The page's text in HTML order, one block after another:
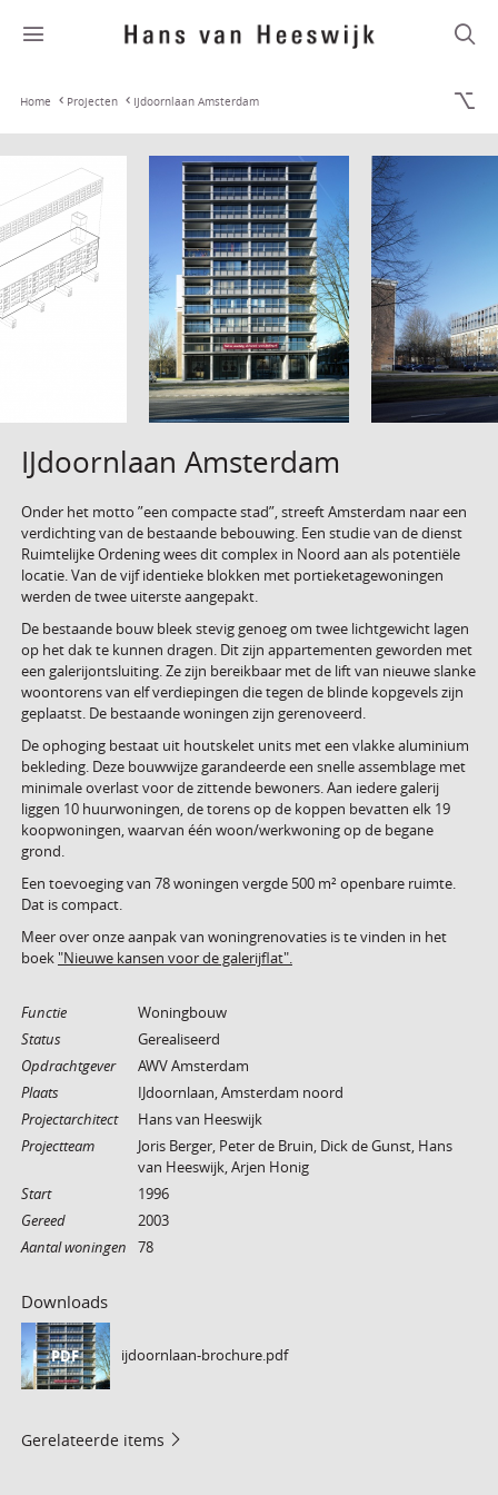
Home Projecten IJdoornlaan Amsterdam
IJdoornlaan Amsterdam
Onder het motto ”een compacte stad”, streeft Amsterdam naar een
verdichting van de bestaande bebouwing. Een studie van de dienst
Ruimtelijke Ordening wees dit complex in Noord aan als potentiële
locatie. Van de vijf identieke blokken met portieketagewoningen
werden de twee uiterste aangepakt.
De bestaande bouw bleek stevig genoeg om twee lichtgewicht lagen
op het dak te kunnen dragen. Dit zijn appartementen geworden met
een galerijontsluiting. Ze zijn bereikbaar met de lift van nieuwe slanke
woontorens van elf verdiepingen die tegen de blinde kopgevels zijn
geplaatst. De bestaande woningen zijn gerenoveerd.
De ophoging bestaat uit houtskelet units met een vlakke aluminium
bekleding. Deze bouwwijze garandeerde een snelle assemblage met
minimale overlast voor de zittende bewoners. Aan iedere galerij
liggen 10 huurwoningen, de torens op de koppen bevatten elk 19
koopwoningen, waarvan één woon/werkwoning op de begane
grond.
Een toevoeging van 78 woningen vergde 500 m² openbare ruimte.
Dat is compact.
Meer over onze aanpak van woningrenovaties is te vinden in het
boek "Nieuwe kansen voor de galerijflat".
Functie
Woningbouw
Status
Gerealiseerd
Opdrachtgever
AWV Amsterdam
Plaats
IJdoornlaan, Amsterdam noord
Projectarchitect
Hans van Heeswijk
Projectteam
Joris Berger, Peter de Bruin, Dick de Gunst, Hans
van Heeswijk, Arjen Honig
Start
1996
Gereed
2003
Aantal woningen
78
Downloads
PDF ijdoornlaan-brochure.pdf
Gerelateerde items